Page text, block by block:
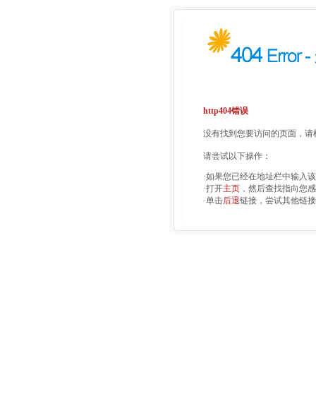
http404错误
没有找到您要访问的页面，
请尝试以下操作：
·如果您已经在地址栏中输入
·打开主页 ，然后查找指向您
·单击后退链接，尝试其他链